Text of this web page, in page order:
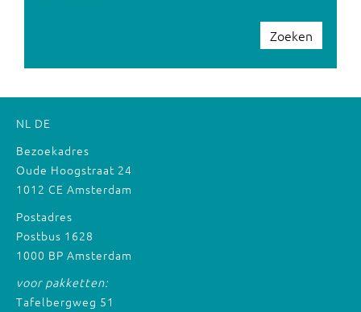
Zoeken
NL DE
Bezoekadres
Oude Hoogstraat 24
1012 CE Amsterdam
Postadres
Postbus 1628
1000 BP Amsterdam
voor pakketten:
Tafelbergweg 51